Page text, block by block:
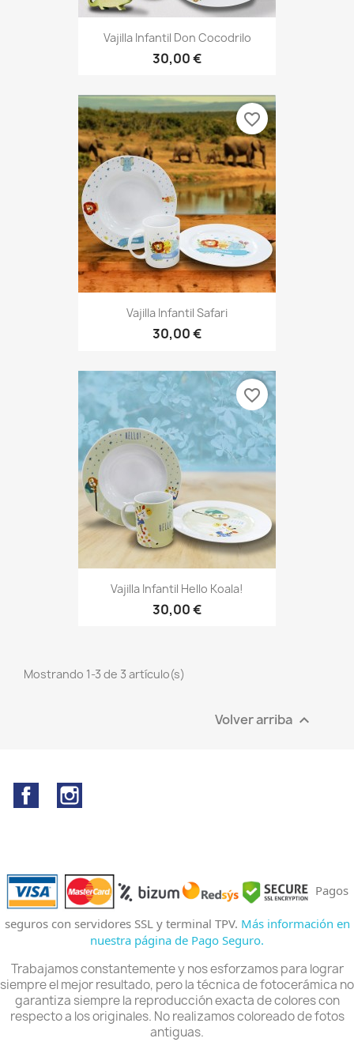
Vajilla Infantil Don Cocodrilo
30,00 €
Vajilla Infantil Safari
30,00 €
favorite_border
Vajilla Infantil Hello Koala!
30,00 €
favorite_border
Mostrando 1-3 de 3 artículo(s)
Volver arriba 
Facebook
Pagos
seguros con servidores SSL y terminal TPV. Más información en
nuestra página de Pago Seguro.
Trabajamos constantemente y nos esforzamos para lograr
siempre el mejor resultado, pero la técnica de fotocerámica no
garantiza siempre la reproducción exacta de colores con
respecto a los originales. No realizamos coloreado de fotos
antiguas.